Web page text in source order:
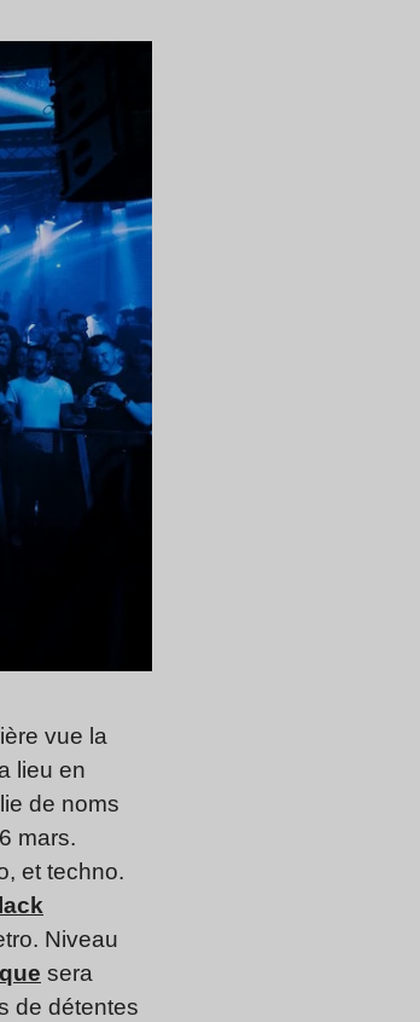
vue la
lieu en
de noms
mars.
et techno.
Niveau
sera
de détentes